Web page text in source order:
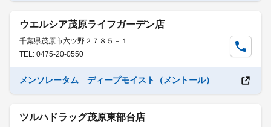
ウエルシア茂原ライフガーデン店
千葉県茂原市六ツ野２７８５－１
TEL: 0475-20-0550
メンソレータム ディープモイスト（メントール）
ツルハドラッグ茂原東部台店